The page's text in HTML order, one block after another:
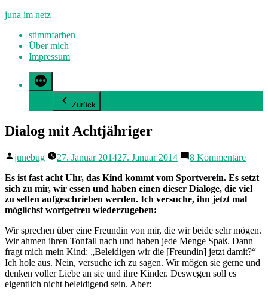
Zum
springen
juna im netz
stimmfarben
Über mich
Impressum
Zurück
Dialog mit Achtjähriger
Veröffentlicht
junebug 27. Januar 201427. Januar 2014 8 Kommentarezu
mit
Es ist fast acht Uhr, das Kind kommt vom Sportverein. Es setzt
sich zu mir, wir essen und haben einen dieser Dialoge, die viel
zu selten aufgeschrieben werden. Ich versuche, ihn jetzt mal
möglichst wortgetreu wiederzugeben:
Wir sprechen über eine Freundin von mir, die wir beide sehr mögen.
Wir ahmen ihren Tonfall nach und haben jede Menge Spaß. Dann
fragt mich mein Kind: „Beleidigen wir die [Freundin] jetzt damit?“
Ich hole aus. Nein, versuche ich zu sagen. Wir mögen sie gerne und
denken voller Liebe an sie und ihre Kinder. Deswegen soll es
eigentlich nicht beleidigend sein. Aber: